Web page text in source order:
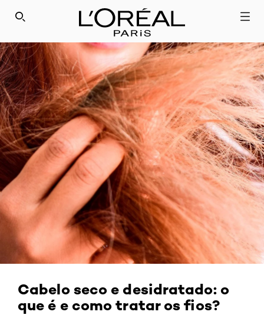
SEARCH THIS SITE
Cabelo seco e desidratado: o
que é e como tratar os fios?